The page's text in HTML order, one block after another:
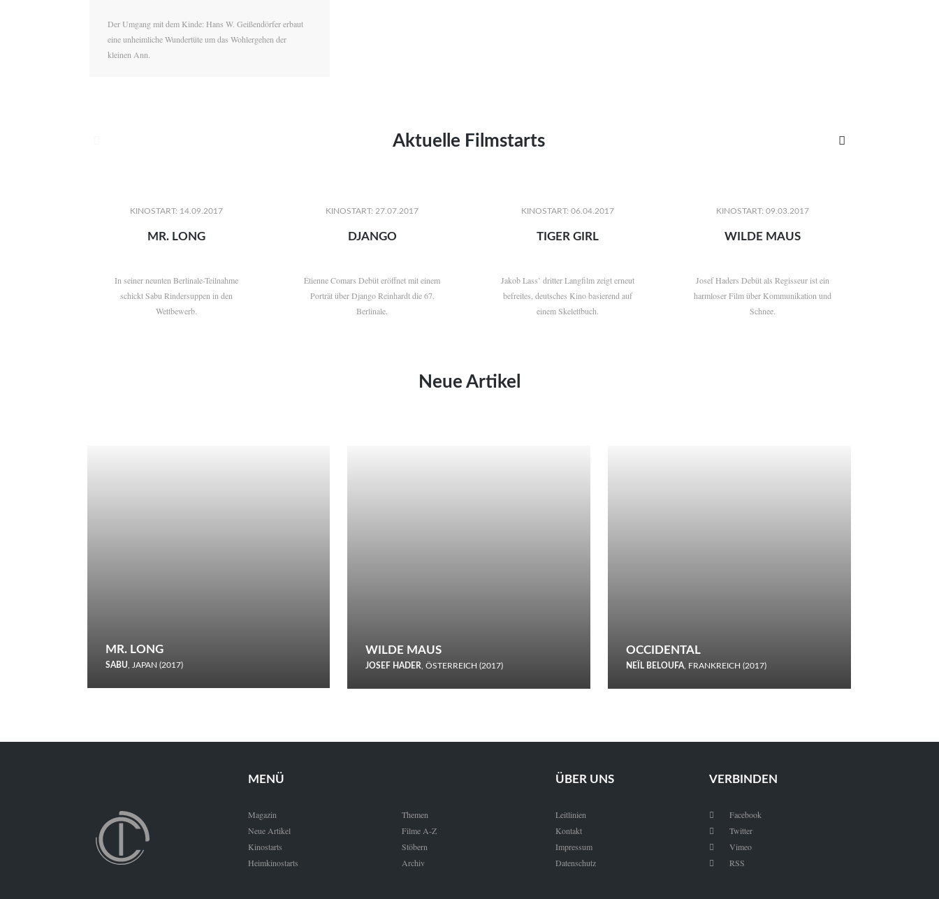
Der Umgang mit dem Kinde: Hans W. Geißendörfer erbaut
eine unheimliche Wundertüte um das Wohlergehen der
kleinen Ann.
Aktuelle Filmstarts 
KINOSTART: 14.09.2017
MR. LONG
In seiner neunten Berlinale-Teilnahme
schickt Sabu Rindersuppen in den
Wettbewerb.
KINOSTART: 27.07.2017
DJANGO
Étienne Comars Debüt eröffnet mit einem
Porträt über Django Reinhardt die 67.
Berlinale.
KINOSTART: 06.04.2017
TIGER GIRL
Jakob Lass’ dritter Langfilm zeigt erneut
befreites, deutsches Kino basierend auf
einem Skelettbuch.
KINOSTART: 09.03.2017
WILDE MAUS
Josef Haders Debüt als Regisseur ist ein
harmloser Film über Kommunikation und
Schnee.
Neue Artikel
MR. LONG
SABU, JAPAN (2017)
den Wettbewerb.
WILDE MAUS
JOSEF HADER, ÖSTERREICH (2017)
Schnee.
OCCIDENTAL
NEÏL BELOUFA, FRANKREICH (2017)
MENÜ
Magazin
Neue Artikel
Kinostarts
Heimkinostarts
Themen
Filme A-Z
Stöbern
Archiv
ÜBER UNS
Leitlinien
Kontakt
Impressum
Datenschutz
VERBINDEN
 Facebook
 Twitter
 Vimeo
 RSS